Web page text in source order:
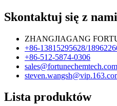
Skontaktuj się z nami
ZHANGJIAGANG
+86-13815295628/
+86-512-5874-0306
sales@fortunechemtech.com
Lista produktów